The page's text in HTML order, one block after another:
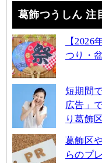
葛飾つうしん 注
【2026
つり・
短期間
広告」
り葛飾
葛飾区
らのプ